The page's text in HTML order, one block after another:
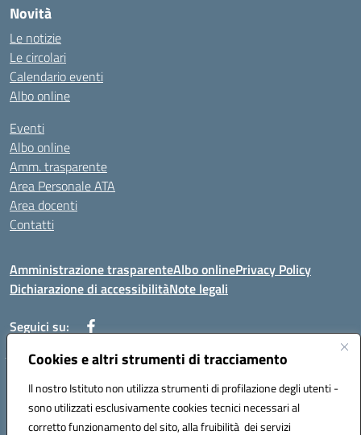
Cookies e altri strumenti di tracciamento
Il nostro Istituto non utilizza strumenti di profilazione degli utenti -
sono utilizzati esclusivamente cookies tecnici necessari al
corretto funzionamento del sito, alla fruibilità dei servizi
Novità
Le notizie
Le circolari
Calendario eventi
Albo online
Eventi
Albo online
Amm. trasparente
Area Personale ATA
Area docenti
Contatti
Amministrazione trasparenteAlbo onlinePrivacy Policy
Dichiarazione di accessibilitàNote legali
Seguici su:
Indirizzo: VIA BRECCIAME, 46 - 81024 MADDALONI (CE)
Mail: CEIC8AU001@istruzione.it - Pec: CEIC8AU001@pec.istruzione.it -
Telefono: 0823408721